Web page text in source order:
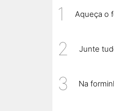
Aqueça o
Junte
Na